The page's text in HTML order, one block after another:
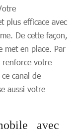
plus efficace avec
De cette façon,
met en place. Par
renforce votre
canal de
aussi votre
avec